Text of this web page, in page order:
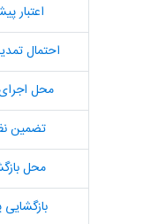
اعتبار
احتمال
محل
تضمین
محل
بازگشایی